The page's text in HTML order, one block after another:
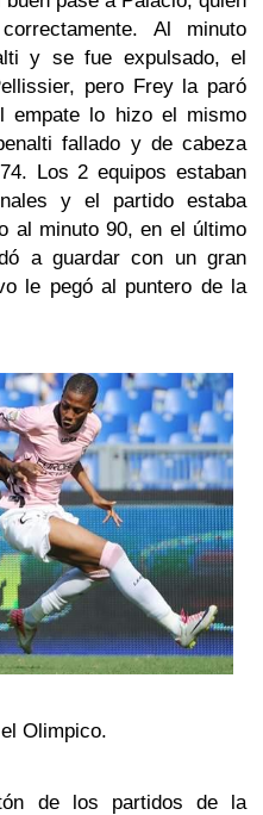
Al minuto
y se fue expulsado, el
pero Frey la paró
empate lo hizo el mismo
fallado y de cabeza
Los 2 equipos estaban
y el partido estaba
al minuto 90, en el último
a guardar con un gran
le pegó al puntero de la
Olimpico.
de los partidos de la